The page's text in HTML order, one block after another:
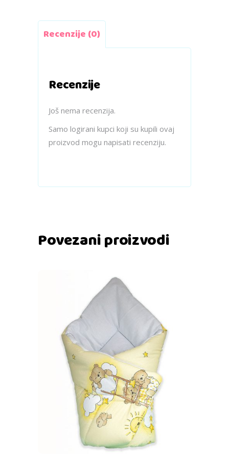
Recenzije (0)
Recenzije
Još nema recenzija.
Samo logirani kupci koji su kupili ovaj
proizvod mogu napisati recenziju.
Povezani proizvodi
Dodaj u košaricu